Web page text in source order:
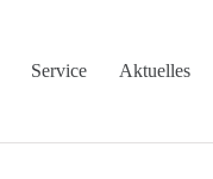
Service Aktuelles